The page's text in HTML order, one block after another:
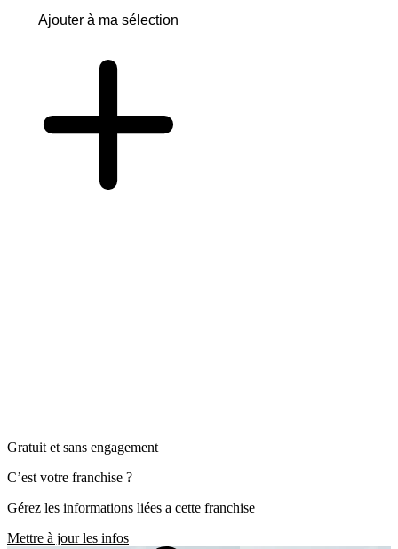
Ajouter à ma sélection
Gratuit et sans engagement
C’est votre franchise ?
Gérez les informations liées a cette franchise
Mettre à jour les infos